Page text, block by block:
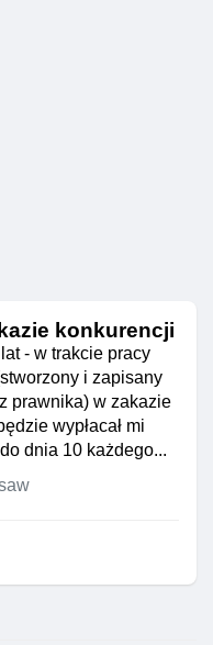
konkurencji
- w trakcie pracy
i zapisany
prawnika) w zakazie
wypłacał mi
dnia 10 każdego...